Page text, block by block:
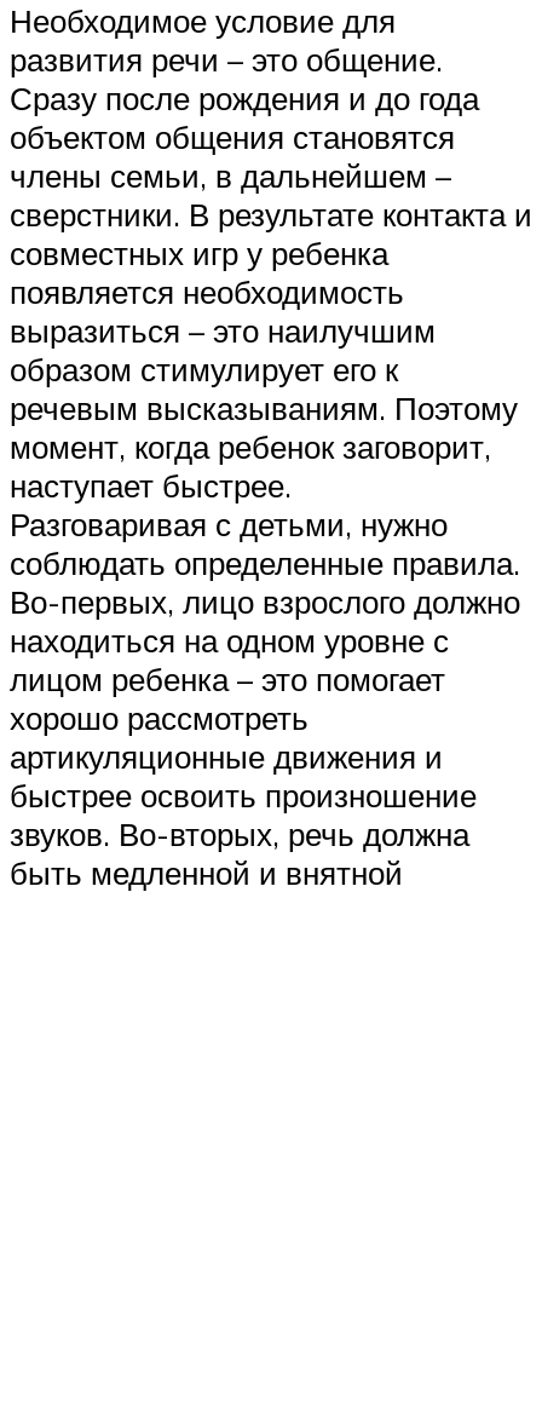
Необходимое условие для
развития речи – это общение.
Сразу после рождения и до года
объектом общения становятся
члены семьи, в дальнейшем –
сверстники. В результате контакта и
совместных игр у ребенка
появляется необходимость
выразиться – это наилучшим
образом стимулирует его к
речевым высказываниям. Поэтому
момент, когда ребенок заговорит,
наступает быстрее.
Разговаривая с детьми, нужно
соблюдать определенные правила.
Во-первых, лицо взрослого должно
находиться на одном уровне с
лицом ребенка – это помогает
хорошо рассмотреть
артикуляционные движения и
быстрее освоить произношение
звуков. Во-вторых, речь должна
быть медленной и внятной